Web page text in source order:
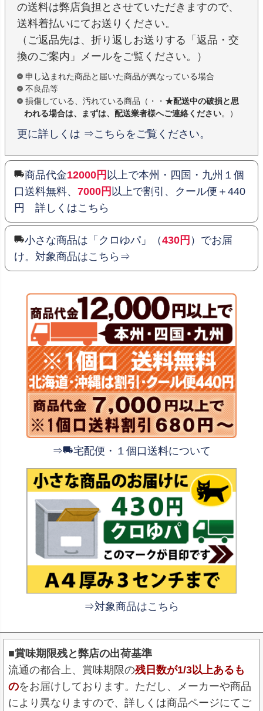
の送料は弊店負担とさせていただきますので、
送料着払いにてお送りください。
（ご返品先は、折り返しお送りする「返品・交
換のご案内」メールをご覧ください。）
申し込まれた商品と届いた商品が異なっている場合
不良品等
損傷している、汚れている商品（・・ ★配送中の破損と思
われる場合は、まずは、配送業者様へご連絡ください。）
更に詳しくは ⇒こちらをご覧ください。
商品代金12000円 以上で本州・四国・九州１個
口送料無料、 7000円 以上で割引、クール便＋440
円 詳しくはこちら
小さな商品は「クロゆパ」（430円 ）でお届
け。対象商品はこちら⇒
⇒ 宅配便・１個口送料について
⇒対象商品はこちら
■賞味期限残と弊店の出荷基準
流通の都合上、賞味期限の残日数が1/3以上あるも
のをお届けしております。ただし、メーカーや商品
により異なりますので、詳しくは商品ページにてご